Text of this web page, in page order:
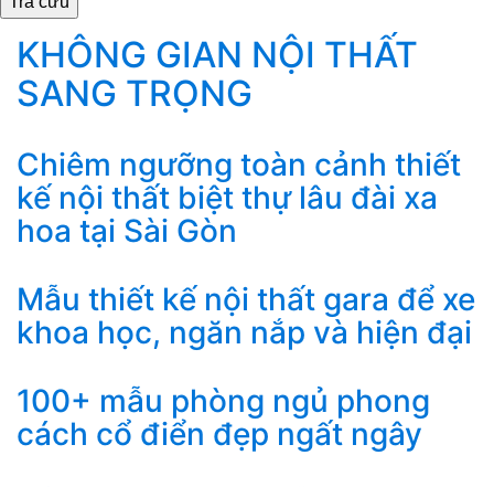
KHÔNG GIAN NỘI THẤT
SANG TRỌNG
Chiêm ngưỡng toàn cảnh thiết
kế nội thất biệt thự lâu đài xa
hoa tại Sài Gòn
Mẫu thiết kế nội thất gara để xe
khoa học, ngăn nắp và hiện đại
100+ mẫu phòng ngủ phong
cách cổ điển đẹp ngất ngây